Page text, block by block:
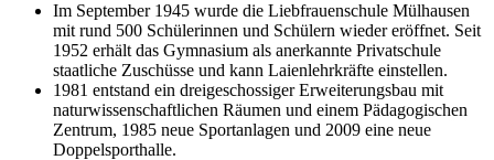
Im September 1945 wurde die Liebfrauenschule Mülhausen
mit rund 500 Schülerinnen und Schülern wieder eröffnet. Seit
1952 erhält das Gymnasium als anerkannte Privatschule
staatliche Zuschüsse und kann Laienlehrkräfte einstellen.
1981 entstand ein dreigeschossiger Erweiterungsbau mit
naturwissenschaftlichen Räumen und einem Pädagogischen
Zentrum, 1985 neue Sportanlagen und 2009 eine neue
Doppelsporthalle.